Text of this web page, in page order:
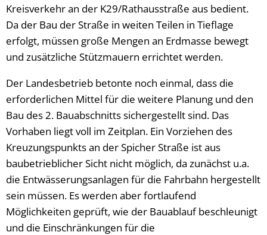
Kreisverkehr an der K29/Rathausstraße aus bedient.
Da der Bau der Straße in weiten Teilen in Tieflage
erfolgt, müssen große Mengen an Erdmasse bewegt
und zusätzliche Stützmauern errichtet werden.
Der Landesbetrieb betonte noch einmal, dass die
erforderlichen Mittel für die weitere Planung und den
Bau des 2. Bauabschnitts sichergestellt sind. Das
Vorhaben liegt voll im Zeitplan. Ein Vorziehen des
Kreuzungspunkts an der Spicher Straße ist aus
baubetrieblicher Sicht nicht möglich, da zunächst u.a.
die Entwässerungsanlagen für die Fahrbahn hergestellt
sein müssen. Es werden aber fortlaufend
Möglichkeiten geprüft, wie der Bauablauf beschleunigt
und die Einschränkungen für die